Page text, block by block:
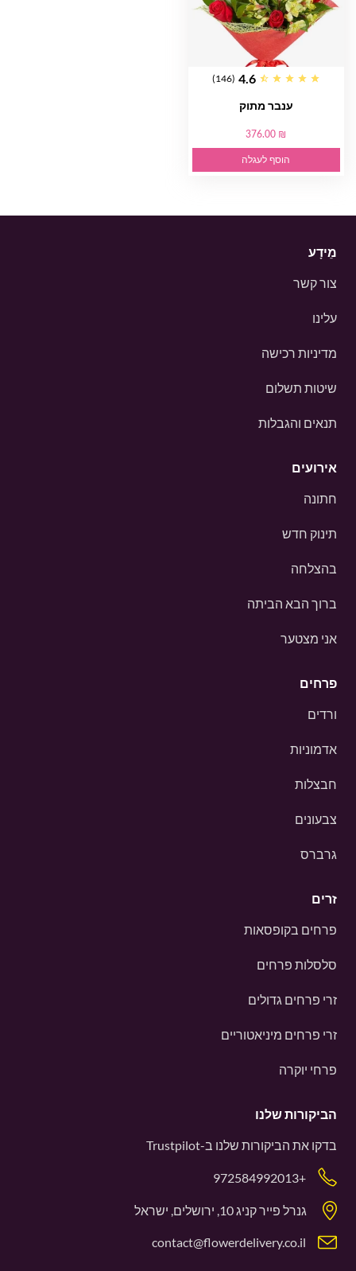
4.6
(146)
ענבר מתוק
376.00 ₪
הוסף לעגלה
מֵידָע
צור קשר
עלינו
מדיניות רכישה
שיטות תשלום
תנאים והגבלות
אירועים
חתונה
תינוק חדש
בהצלחה
ברוך הבא הביתה
אני מצטער
פרחים
ורדים
אדמוניות
חבצלות
צבעונים
גרברס
זרים
פרחים בקופסאות
סלסלות פרחים
זרי פרחים גדולים
זרי פרחים מיניאטוריים
פרחי יוקרה
הביקורות שלנו
בדקו את הביקורות שלנו ב-Trustpilot
+972584992013
גנרל פייר קניג 10, ירושלים, ישראל
contact@flowerdelivery.co.il